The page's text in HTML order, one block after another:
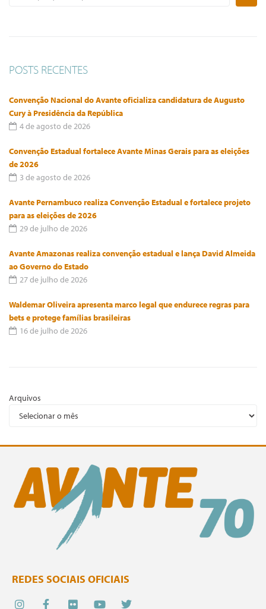
POSTS RECENTES
Convenção Nacional do Avante oficializa candidatura de Augusto
Cury à Presidência da República
4 de agosto de 2026
Convenção Estadual fortalece Avante Minas Gerais para as eleições
de 2026
3 de agosto de 2026
Avante Pernambuco realiza Convenção Estadual e fortalece projeto
para as eleições de 2026
29 de julho de 2026
Avante Amazonas realiza convenção estadual e lança David Almeida
ao Governo do Estado
27 de julho de 2026
Waldemar Oliveira apresenta marco legal que endurece regras para
bets e protege famílias brasileiras
16 de julho de 2026
Arquivos
REDES SOCIAIS OFICIAIS